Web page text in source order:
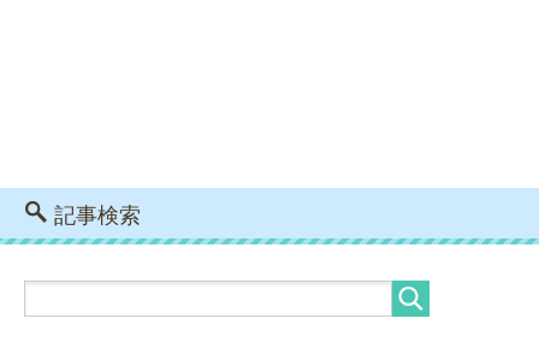
記事検索